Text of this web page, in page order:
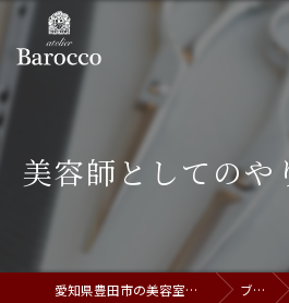
美容師としてのや
愛知県豊田市の美容室ならatelier Barocco ブログ